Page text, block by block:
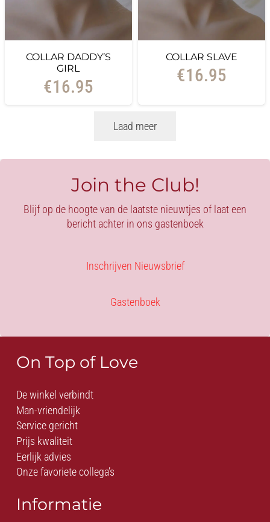
COLLAR DADDY’S
GIRL
€16.95
COLLAR SLAVE
€16.95
Laad meer
Join the Club!
Blijf op de hoogte van de laatste nieuwtjes of laat een
bericht achter in ons gastenboek
Inschrijven Nieuwsbrief
Gastenboek
On Top of Love
De winkel verbindt
Man-vriendelijk
Service gericht
Prijs kwaliteit
Eerlijk advies
Onze favoriete collega’s
Informatie